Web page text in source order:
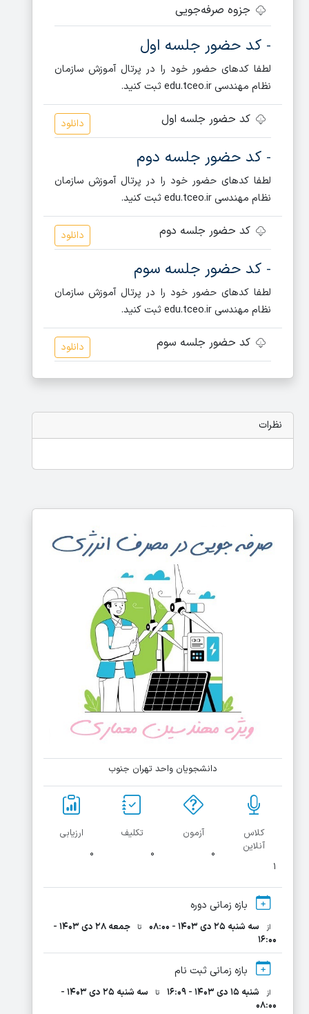
جزوه صرفه‌جویی
- کد حضور جلسه اول
لطفا کدهای حضور خود را در پرتال آموزش سازمان
نظام مهندسی edu.tceo.ir ثبت کنید.
کد حضور جلسه اول دانلود
- کد حضور جلسه دوم
لطفا کدهای حضور خود را در پرتال آموزش سازمان
نظام مهندسی edu.tceo.ir ثبت کنید.
کد حضور جلسه دوم دانلود
- کد حضور جلسه سوم
لطفا کدهای حضور خود را در پرتال آموزش سازمان
نظام مهندسی edu.tceo.ir ثبت کنید.
کد حضور جلسه سوم دانلود
نظرات
دانشجویان واحد تهران جنوب
کلاس
آنلاین
۱
آزمون
۰
تکلیف
۰
ارزیابی
۰
بازه زمانی دوره
از سه شنبه ۲۵ دی ۱۴۰۳ - ۰۸:۰۰ تا
جمعه ۲۸ دی ۱۴۰۳ -
۱۶:۰۰
بازه زمانی ثبت نام
از شنبه ۱۵ دی ۱۴۰۳ - ۱۶:۰۹ تا
سه شنبه ۲۵ دی ۱۴۰۳ -
۰۸:۰۰